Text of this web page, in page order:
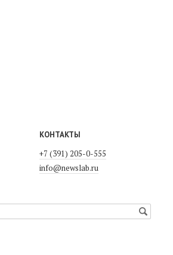
КОНТАКТЫ
+7 (391) 205-0-555
info@newslab.ru